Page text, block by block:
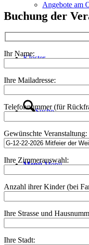
Angebote am
Kloster
Suche
Menü Menü
Buchung der
Ihr Name:
Ihre Mailadresse:
Telefonnummer (für
Gewünschte Veranstaltung:
Ihre Zimmerauswahl:
Anzahl ihrer Kinder (bei
Ihre Strasse und
Ihre Stadt: